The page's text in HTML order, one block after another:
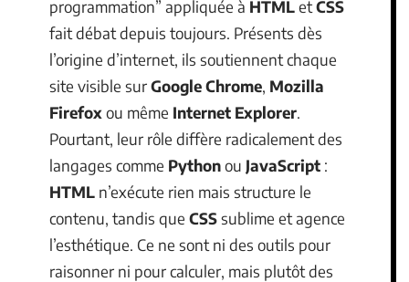
programmation” appliquée à HTMLetCSS
fait débat depuis toujours. Présents dès
l’origine d’internet, ils soutiennent chaque
site visible surGoogle Chrome, Mozilla
Firefoxou même Internet Explorer.
Pourtant, leur rôle diffère radicalement des
langages comme Pythonou JavaScript :
HTML n’exécute rien mais structure le
contenu, tandis que CSSsublime et agence
l’esthétique. Ce ne sont ni des outils pour
raisonner ni pour calculer, mais plutôt des